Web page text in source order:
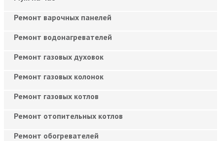
Ремонт варочных панелей
Ремонт водонагревателей
Ремонт газовых духовок
Ремонт газовых колонок
Ремонт газовых котлов
Ремонт отопительных котлов
Ремонт обогревателей